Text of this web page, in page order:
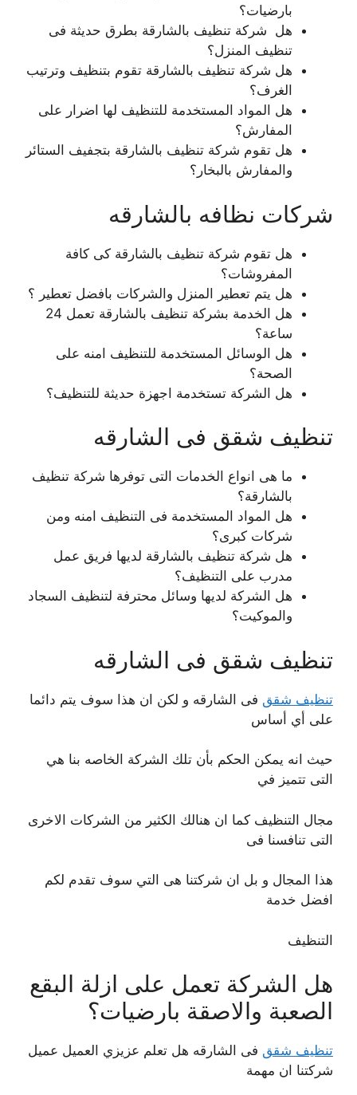
بارضيات؟
هل شركة تنظيف بالشارقة بطرق حديثة فى
تنظيف المنزل؟
هل شركة تنظيف بالشارقة تقوم بتنظيف وترتيب
الغرف؟
هل المواد المستخدمة للتنظيف لها اضرار على
المفارش؟
هل تقوم شركة تنظيف بالشارقة بتجفيف الستائر
والمفارش بالبخار؟
شركات نظافه بالشارقه
هل تقوم شركة تنظيف بالشارقة كى كافة
المفروشات؟
هل يتم تعطير المنزل والشركات بافضل تعطير ؟
هل الخدمة بشركة تنظيف بالشارقة تعمل 24
ساعة؟
هل الوسائل المستخدمة للتنظيف امنه على
الصحة؟
هل الشركة تستخدمة اجهزة حديثة للتنظيف؟
تنظيف شقق فى الشارقه
ما هى انواع الخدمات التى توفرها شركة تنظيف
بالشارقة؟
هل المواد المستخدمة فى التنظيف امنه ومن
شركات كبرى؟
هل شركة تنظيف بالشارقة لديها فريق عمل
مدرب على التنظيف؟
هل الشركة لديها وسائل محترفة لتنظيف السجاد
والموكيت؟
تنظيف شقق فى الشارقه
تنظيف شقق فى الشارقه و لكن ان هذا سوف يتم دائما
على أي أساس
حيث انه يمكن الحكم بأن تلك الشركة الخاصه بنا هي
التى تتميز في
مجال التنظيف كما ان هنالك الكثير من الشركات الاخرى
التى تنافسنا فى
هذا المجال و بل ان شركتنا هى التي سوف تقدم لكم
افضل خدمة
التنظيف
هل الشركة تعمل على ازلة البقع
الصعبة والاصقة بارضيات؟
تنظيف شقق فى الشارقه هل تعلم عزيزي العميل عميل
شركتنا ان مهمة